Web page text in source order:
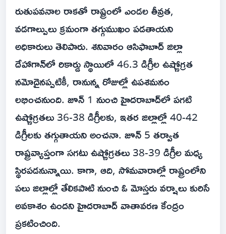
రుతుపవనాల రాకతో రాష్ట్రంలో ఎండల తీవ్రత,
వడగాల్పులు క్రమంగా తగ్గుముఖం పడతాయని
అధికారులు తెలిపారు. శనివారం ఆసిఫాబాద్ జిల్లా
దేహాగాన్‌లో రికార్డు స్థాయిలో 46.3 డిగ్రీల ఉష్ణోగ్రత
నమోదైనప్పటికీ, రానున్న రోజుల్లో ఉపశమనం
లభించనుంది. జూన్ 1 నుంచి హైదరాబాద్‌లో పగటి
ఉష్ణోగ్రతలు 36-38 డిగ్రీలకు, ఇతర జిల్లాల్లో 40-42
డిగ్రీలకు తగ్గుతాయని అంచనా. జూన్ 5 తర్వాత
రాష్ట్రవ్యాప్తంగా సగటు ఉష్ణోగ్రతలు 38-39 డిగ్రీల మధ్య
స్థిరపడనున్నాయి. కాగా, ఆది, సోమవారాల్లో రాష్ట్రంలోని
పలు జిల్లాల్లో తేలికపాటి నుంచి ఓ మోస్తరు వర్షాలు కురిసే
అవకాశం ఉందని హైదరాబాద్ వాతావరణ కేంద్రం
ప్రకటించింది.